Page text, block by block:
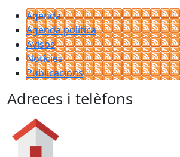
Agenda
Agenda política
Avisos
Notícies
Publicacions
Adreces i telèfons